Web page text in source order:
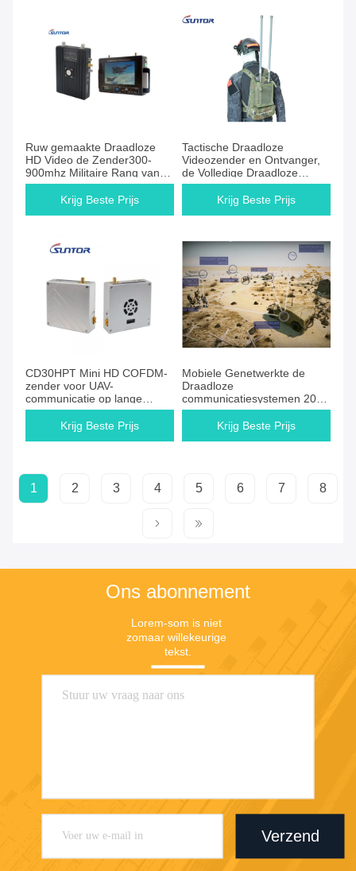
Ruw gemaakte Draadloze
HD Video de Zender300-
900mhz Militaire Rang van
Militairmanpack
Krijg Beste Prijs
Tactische Draadloze
Videozender en Ontvanger,
de Volledige Draadloze
Zender van HD
Krijg Beste Prijs
CD30HPT Mini HD COFDM-
zender voor UAV-
communicatie op lange
afstand
Krijg Beste Prijs
Mobiele Genetwerkte de
Draadloze
communicatiesystemen 20W
van de Lange afstand
Videozender MIMO
Krijg Beste Prijs
1 2 3 4 5 6 7 8
Ons abonnement
Lorem-som is niet
zomaar willekeurige
tekst.
Verzend